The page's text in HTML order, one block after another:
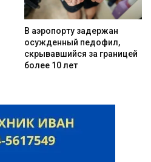
В аэропорту задержан
осужденный педофил,
скрывавшийся за границей
более 10 лет